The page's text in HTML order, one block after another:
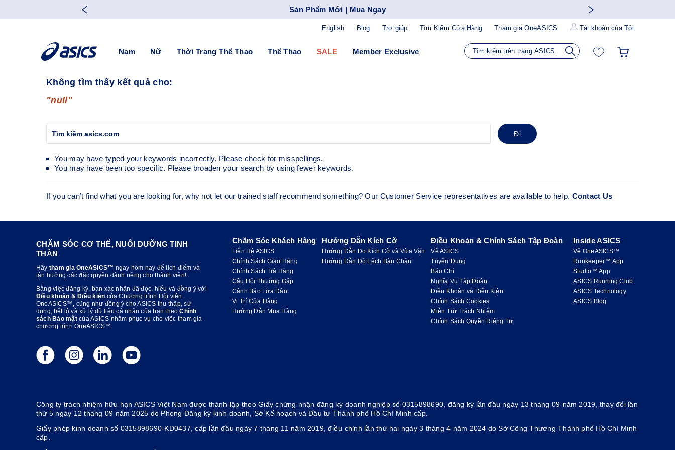
Sản Phẩm Mới | Mua Ngay
Blog Trợ giúp Tìm Kiếm Cửa Hàng Tham gia OneASICS Tài khoản của Tôi
English
Nam Nữ Thời Trang Thể Thao Thể Thao SALE Member Exclusive
Không tìm thấy kết quả cho:
"null"
Đi
You may have typed your keywords incorrectly. Please check for misspellings.
You may have been too specific. Please broaden your search by using fewer keywords.
If you can’t find what you are looking for, why not let our trained staff recommend something? Our Customer Service representatives are available to help. Contact Us
CHĂM SÓC CƠ THỂ, NUÔI DƯỠNG TINH
THẦN
Hãy tham gia OneASICS™ ngay hôm nay để tích điểm và
tận hưởng các đặc quyền dành riêng cho thành viên!
Bằng việc đăng ký, bạn xác nhận đã đọc, hiểu và đồng ý với
Điều khoản & Điều kiện của Chương trình Hội viên
OneASICS™, cũng như đồng ý cho ASICS thu thập, sử
dụng, tiết lộ và xử lý dữ liệu cá nhân của bạn theoChính
sách Bảo mậtcủa ASICS nhằm phục vụ cho việc tham gia
chương trình OneASICS™.
Chăm Sóc Khách Hàng
Liên Hệ ASICS
Chính Sách Giao Hàng
Chính Sách Trả Hàng
Câu Hỏi Thường Gặp
Cảnh Báo Lừa Đảo
Vị Trí Cửa Hàng
Hướng Dẫn Mua Hàng
Hướng Dẫn Kích Cỡ
Hướng Dẫn Đo Kích Cỡ và Vừa Vặn
Hướng Dẫn Độ Lệch Bàn Chân
Điều Khoản & Chính Sách Tập Đoàn
Về ASICS
Tuyển Dụng
Báo Chí
Nghĩa Vụ Tập Đoàn
Điều Khoản và Điều Kiện
Chính Sách Cookies
Miễn Trừ Trách Nhiệm
Chính Sách Quyền Riêng Tư
Inside ASICS
Về OneASICS™
Runkeeper™ App
Studio™ App
ASICS Running Club
ASICS Technology
ASICS Blog
Công ty trách nhiệm hữu hạn ASICS Việt Nam được thành lập theo Giấy chứng nhận đăng ký doanh nghiệp số 0315898690, đăng ký lần đầu ngày 13 tháng 09 năm 2019, thay đổi lần
thứ 5 ngày 12 tháng 09 năm 2025 do Phòng Đăng ký kinh doanh, Sở Kế hoạch và Đầu tư Thành phố Hồ Chí Minh cấp.
Giấy phép kinh doanh số 0315898690-KD0437, cấp lần đầu ngày 7 tháng 11 năm 2019, điều chỉnh lần thứ hai ngày 3 tháng 4 năm 2024 do Sở Công Thương Thành phố Hồ Chí Minh
cấp.